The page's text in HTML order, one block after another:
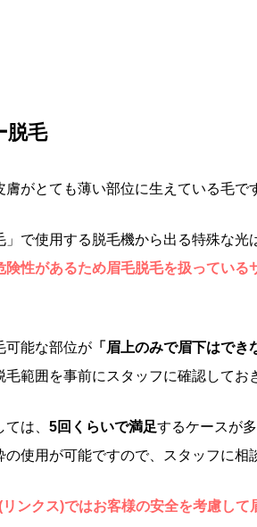
脱毛
がとても薄い部位に生えている毛で
」で使用する脱毛機から出る特殊な光
性があるため眉毛脱毛を扱っている
可能な部位が 「眉上のみで眉下はでき
範囲を事前にスタッフに確認してお
は、 5回くらいで満足するケースが
使用が可能ですので、スタッフに相
リンクス)ではお客様の安全を考慮し